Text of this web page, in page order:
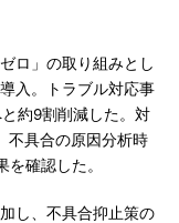
ロ」の取り組みとし
入。トラブル対応事
約9割削減した。対
不具合の原因分析時
確認した。
し、不具合抑止策の